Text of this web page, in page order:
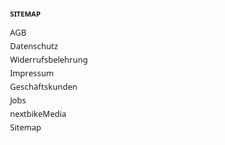
SITEMAP
AGB
Datenschutz
Widerrufsbelehrung
Impressum
Geschäftskunden
Jobs
nextbikeMedia
Sitemap